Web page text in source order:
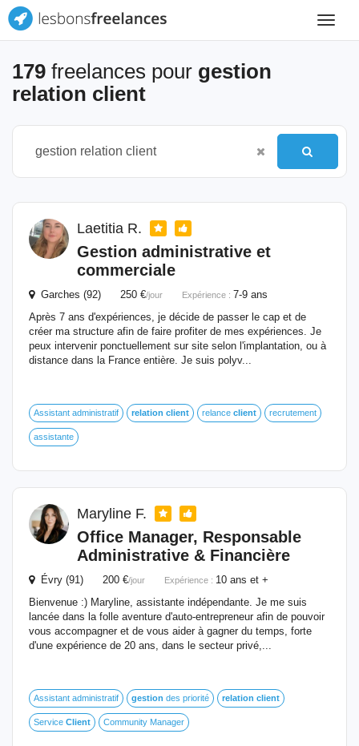
Toggle
179 freelances pour gestion
relation client
Laetitia R.
Gestion administrative et
commerciale
Garches (92) 250 €/jour Expérience : 7-9 ans
Après 7 ans d'expériences, je décide de passer le cap et de
créer ma structure afin de faire profiter de mes expériences. Je
peux intervenir ponctuellement sur site selon l'implantation, ou à
distance dans la France entière. Je suis polyv...
Assistant administratif relation client relance client recrutement
assistante
Maryline F.
Office Manager, Responsable
Administrative & Financière
Évry (91) 200 €/jour Expérience : 10 ans et +
Bienvenue :) Maryline, assistante indépendante. Je me suis
lancée dans la folle aventure d'auto-entrepreneur afin de pouvoir
vous accompagner et de vous aider à gagner du temps, forte
d'une expérience de 20 ans, dans le secteur privé,...
Assistant administratif gestion des priorité relation client
Service Client Community Manager